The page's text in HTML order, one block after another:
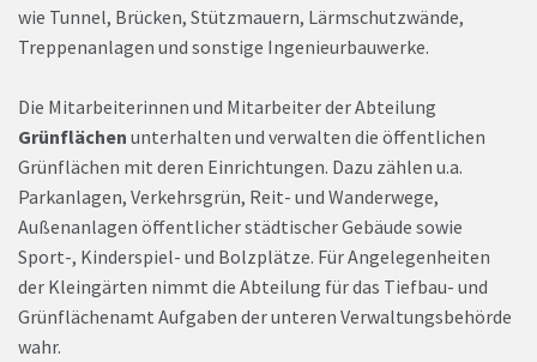
wie Tunnel, Brücken, Stützmauern, Lärmschutzwände,
Treppenanlagen und sonstige Ingenieurbauwerke.
Die Mitarbeiterinnen und Mitarbeiter der Abteilung
Grünflächen unterhalten und verwalten die öffentlichen
Grünflächen mit deren Einrichtungen. Dazu zählen u.a.
Parkanlagen, Verkehrsgrün, Reit- und Wanderwege,
Außenanlagen öffentlicher städtischer Gebäude sowie
Sport-, Kinderspiel- und Bolzplätze. Für Angelegenheiten
der Kleingärten nimmt die Abteilung für das Tiefbau- und
Grünflächenamt Aufgaben der unteren Verwaltungsbehörde
wahr.